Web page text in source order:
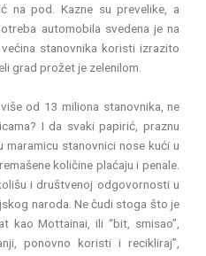
na pod. Kazne su prevelike, a
automobila svedena je na
stanovnika koristi izrazito
grad prožet je zelenilom.
od 13 miliona stanovnika, ne
I da svaki papirić, praznu
stanovnici nose kući u
količine plaćaju i penale.
i društvenoj odgovornosti u
naroda. Ne čudi stoga što je
kao Mottainai, ili “bit, smisao”,
ponovno koristi i recikliraj”,